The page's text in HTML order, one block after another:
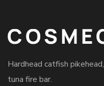
Hardhead catfish
tuna fire bar.